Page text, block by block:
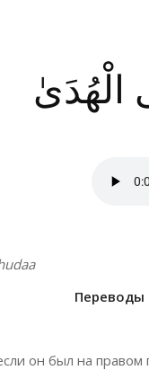
الْهُدَىٰ
Переводы
он был на правом